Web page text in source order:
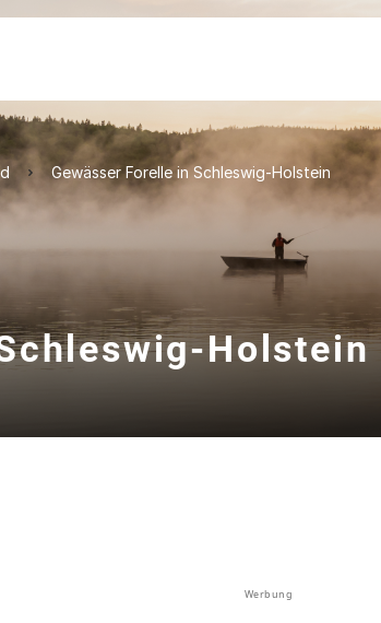
Gewässer Forelle in Schleswig-Holstein
Holstein
Werbung